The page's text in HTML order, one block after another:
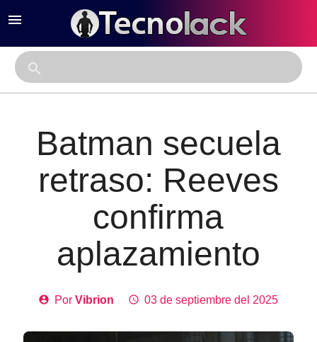
menu
search
Batman secuela
retraso: Reeves
confirma
aplazamiento
account_circle PorVibrion access_time 03 de septiembre del 2025